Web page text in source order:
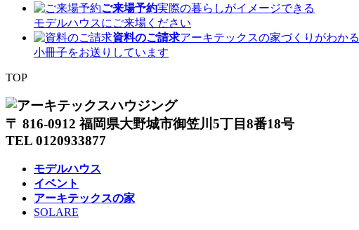
ご来場予約実際の暮らしがイメージできる
モデルハウスにご来場ください
資料のご請求アーキテックスの家づくりがわかる
小冊子をお送りしています
TOP
〒 816-0912 福岡県大野城市御笠川5丁目8番18号
TEL 0120933877
モデルハウス
イベント
アーキテックスの家
SOLARE